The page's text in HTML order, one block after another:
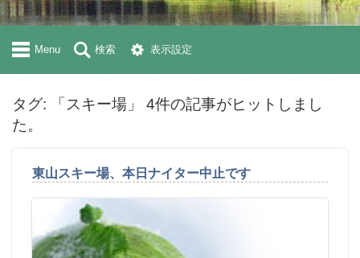
Menu 検索 表示設定
タグ: 「スキー場」 4件の記事がヒットしまし
た。
東山スキー場、本日ナイター中止です